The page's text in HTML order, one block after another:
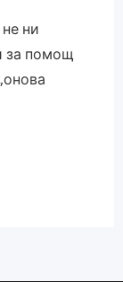
ни
за помощ